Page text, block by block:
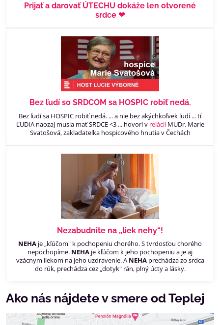
Prijať a darovať ÚTECHU dokáže len otvorené
srdce ❤
Bez ľudí so SRDCOM sa HOSPIC robiť nedá.
Bez ľudí sa HOSPIC robiť nedá. ... a nie bez akýchkoľvek ľudí ... tí
ĽUDIA naozaj musia mať SRDCE <3 ... hovorí v relácii MUDr. Marie
Svatošová, zakladateľka hospicového hnutia v Čechách
Nezabudnite na „liek nehy“!
NEHA je „kľúčom" k pochopeniu chorého. S tvrdosťou chorého
nepochopíme. NEHA je kľúčom k jeho pochopeniu a je aj
vzácnym liekom na jeho uzdravenie. A NEHAprechádza zo srdca
do rúk, prechádza cez „dotyk" rán, plný úcty a lásky.
Ako nás nájdete v smere od Teplej